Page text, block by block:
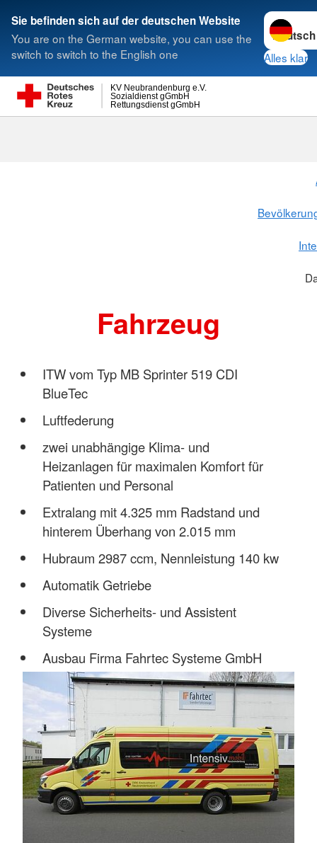
Sie befinden sich auf der deutschen Website
You are on the German website, you can use the
switch to switch to the English one
Sprache
Alles klar
Rettungsdienst gGmbH
Sozialdienst gGmbH
KV Neubrandenburg e.V.
Suche
Fahrzeug
ITW vom Typ MB Sprinter 519 CDI
BlueTec
Luftfederung
zwei unabhängige Klima- und
Heizanlagen für maximalen Komfort für
Patienten und Personal
Extralang mit 4.325 mm Radstand und
hinterem Überhang von 2.015 mm
Hubraum 2987 ccm, Nennleistung 140 kw
Automatik Getriebe
Diverse Sicherheits- und Assistent
Systeme
Ausbau Firma Fahrtec Systeme GmbH